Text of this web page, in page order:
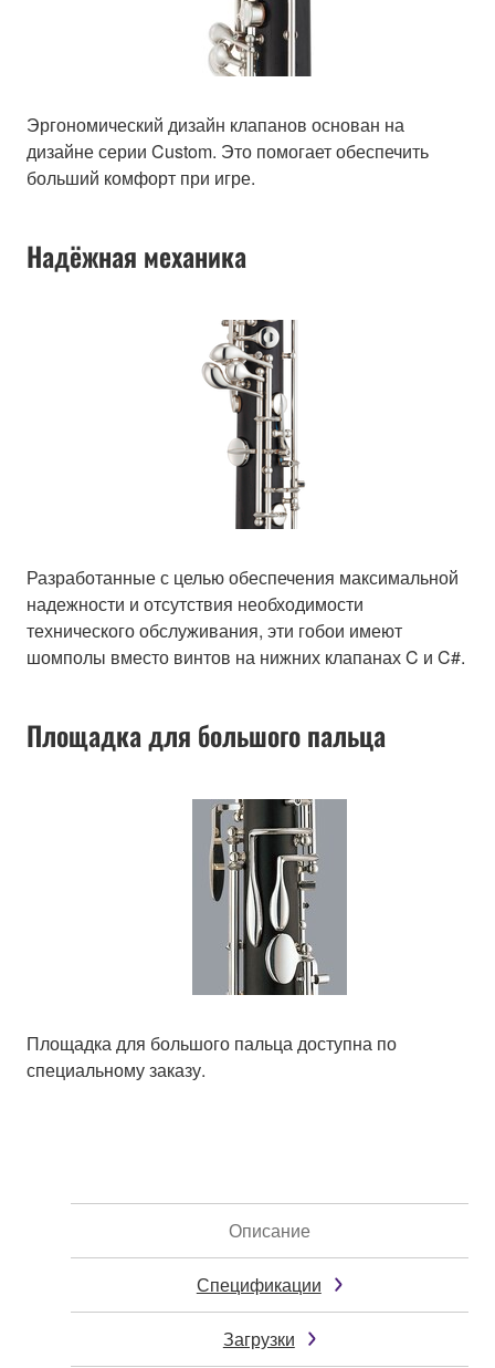
Эргономический дизайн клапанов основан на
дизайне серии Custom. Это помогает обеспечить
больший комфорт при игре.
Надёжная механика
Разработанные с целью обеспечения максимальной
надежности и отсутствия необходимости
технического обслуживания, эти гобои имеют
шомполы вместо винтов на нижних клапанах C и C#.
Площадка для большого пальца
Площадка для большого пальца доступна по
специальному заказу.
Описание
Спецификации
Загрузки